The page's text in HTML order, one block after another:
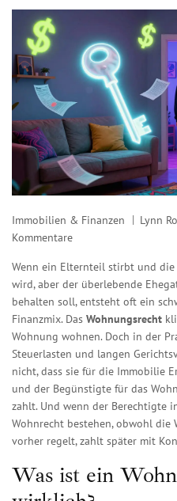
Immobilien & Finanzen Lynn
Kommentare
Wenn ein Elternteil stirbt und
wird, aber der überlebende
behalten soll, entsteht oft ein
Finanzmix. Das Wohnungsrecht
Wohnung wohnen. Doch in der
Steuerlasten und langen
nicht, dass sie für die Immobilie
und der Begünstigte für das
zahlt. Und wenn der Berechtigte
Wohnrecht bestehen, obwohl die
vorher regelt, zahlt später mit
Was ist ein